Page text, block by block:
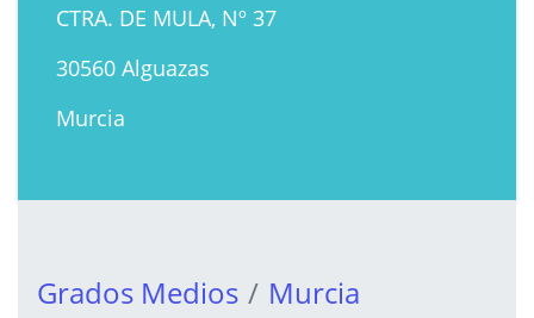
CTRA. DE MULA, Nº 37
30560 Alguazas
Murcia
Grados Medios Murcia